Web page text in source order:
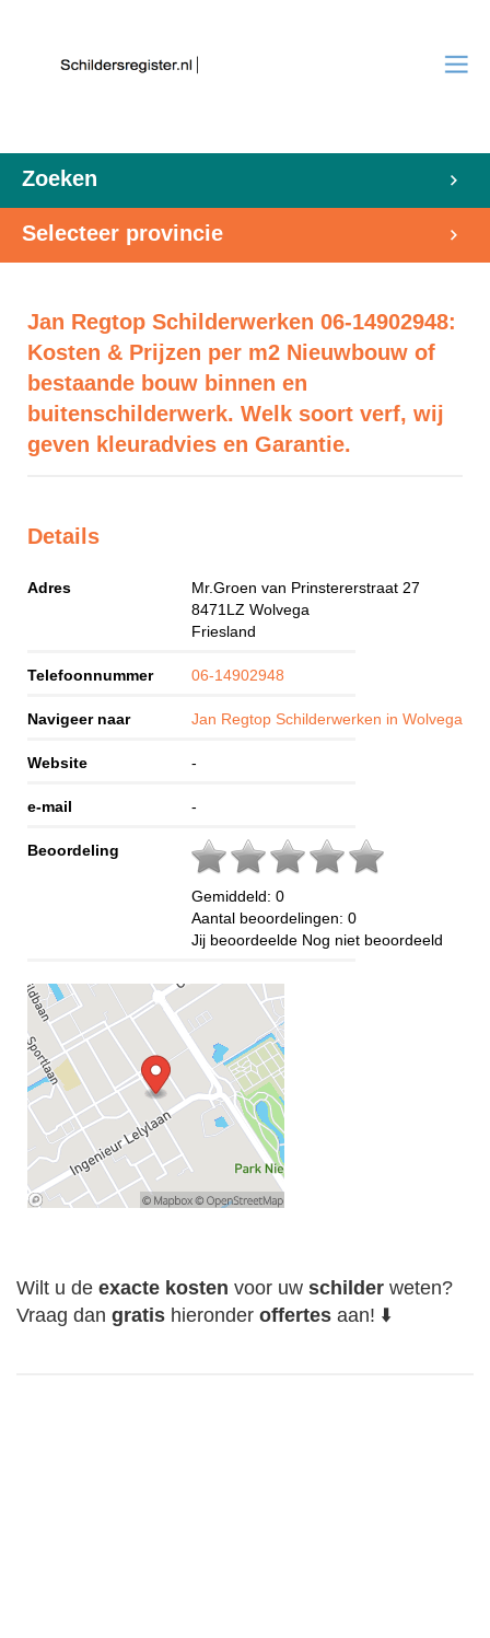
Zoeken
Selecteer provincie
Jan Regtop Schilderwerken 06-14902948:
Kosten & Prijzen per m2 Nieuwbouw of
bestaande bouw binnen en
buitenschilderwerk. Welk soort verf, wij
geven kleuradvies en Garantie.
Details
Adres
Mr.Groen van Prinstererstraat 27
8471LZ Wolvega
Friesland
Telefoonnummer 06-14902948
Navigeer naar Jan Regtop Schilderwerken in Wolvega
Website -
e-mail -
Beoordeling
Gemiddeld: 0
Aantal beoordelingen: 0
Jij beoordeelde Nog niet beoordeeld
Wilt u de exacte kosten voor uw schilder weten?
Vraag dan gratis hieronder offertes aan! ⬇️